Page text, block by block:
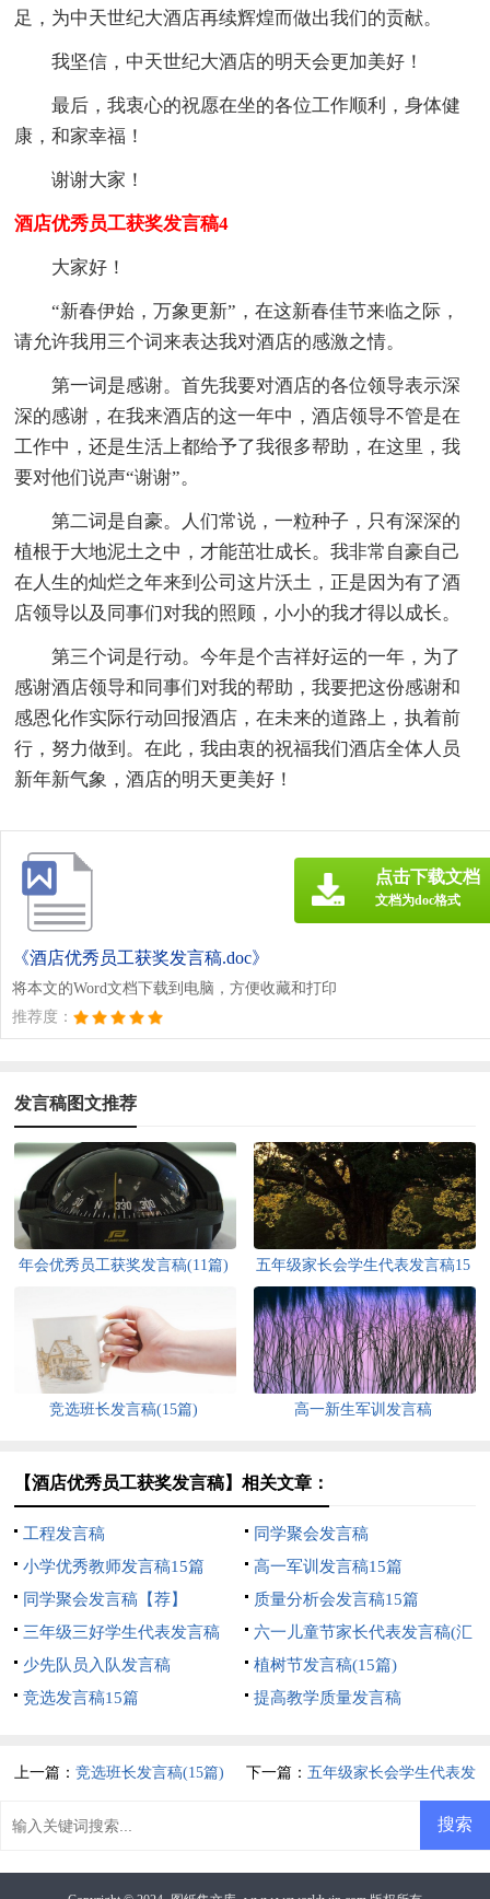
足，为中天世纪大酒店再续辉煌而做出我们的贡献。
我坚信，中天世纪大酒店的明天会更加美好！
最后，我衷心的祝愿在坐的各位工作顺利，身体健
康，和家幸福！
谢谢大家！
酒店优秀员工获奖发言稿4
大家好！
“新春伊始，万象更新”，在这新春佳节来临之际，
请允许我用三个词来表达我对酒店的感激之情。
第一词是感谢。首先我要对酒店的各位领导表示深
深的感谢，在我来酒店的这一年中，酒店领导不管是在
工作中，还是生活上都给予了我很多帮助，在这里，我
要对他们说声“谢谢”。
第二词是自豪。人们常说，一粒种子，只有深深的
植根于大地泥土之中，才能茁壮成长。我非常自豪自己
在人生的灿烂之年来到公司这片沃土，正是因为有了酒
店领导以及同事们对我的照顾，小小的我才得以成长。
第三个词是行动。今年是个吉祥好运的一年，为了
感谢酒店领导和同事们对我的帮助，我要把这份感谢和
感恩化作实际行动回报酒店，在未来的道路上，执着前
行，努力做到。在此，我由衷的祝福我们酒店全体人员
新年新气象，酒店的明天更美好！
《酒店优秀员工获奖发言稿.doc》
将本文的Word文档下载到电脑，方便收藏和打印
推荐度：
点击下载文档
文档为doc格式
发言稿图文推荐
年会优秀员工获奖发言稿(11篇)
五年级家长会学生代表发言稿15
篇
竞选班长发言稿(15篇) 高一新生军训发言稿
【酒店优秀员工获奖发言稿】相关文章：
工程发言稿
同学聚会发言稿
小学优秀教师发言稿15篇
高一军训发言稿15篇
同学聚会发言稿【荐】
质量分析会发言稿15篇
三年级三好学生代表发言稿
六一儿童节家长代表发言稿(汇
编15篇)
少先队员入队发言稿
植树节发言稿(15篇)
竞选发言稿15篇
提高教学质量发言稿
上一篇：竞选班长发言稿(15篇) 下一篇： 五年级家长会学生代表发